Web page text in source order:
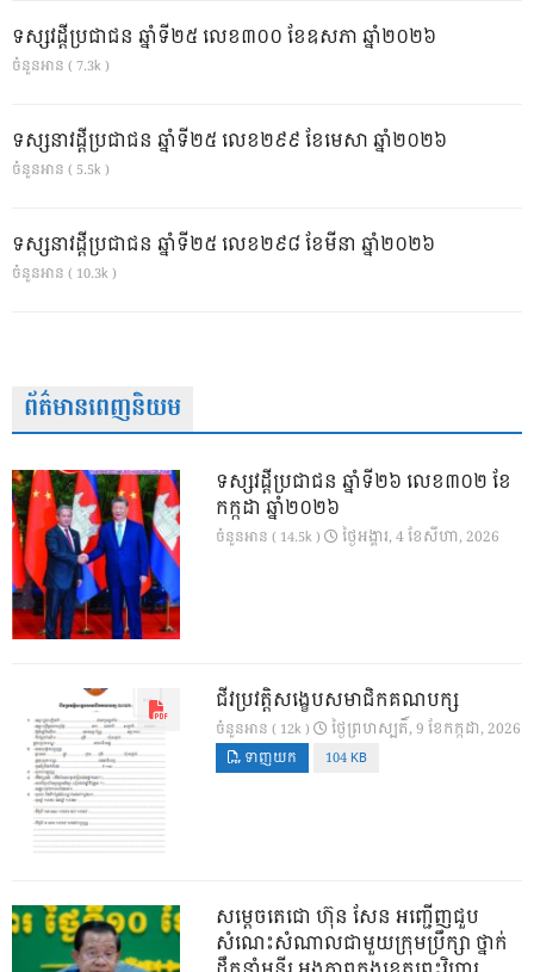
ទស្សវដ្តីប្រជាជន ឆ្នាំទី២៥ លេខ៣០០ ខែឧសភា ឆ្នាំ២០២៦
ចំនួនអាន ( 7.3k )
ទស្សនាវដ្ដីប្រជាជន ឆ្នាំទី២៥ លេខ២៩៩ ខែមេសា ឆ្នាំ២០២៦
ចំនួនអាន ( 5.5k )
ទស្សនាវដ្ដីប្រជាជន ឆ្នាំទី២៥ លេខ២៩៨ ខែមីនា ឆ្នាំ២០២៦
ចំនួនអាន ( 10.3k )
ព័ត៌មានពេញនិយម
ទស្សវដ្តីប្រជាជន ឆ្នាំទី២៦ លេខ៣០២ ខែ
កក្កដា ឆ្នាំ២០២៦
ចំនួនអាន ( 14.5k ) ថ្ងៃ​អង្គារ, 4 ខែ​សីហា, 2026
ជីវប្រវត្តិសង្ខេបសមាជិកគណបក្ស
ចំនួនអាន ( 12k ) ថ្ងៃ​ព្រហស្បតិ៍, 9 ខែ​កក្កដា, 2026
ទាញយក 104 KB
សម្តេចតេជោ ហ៊ុន សែន អញ្ជើញជួប
សំណេះសំណាលជាមួយក្រុមប្រឹក្សា ថ្នាក់